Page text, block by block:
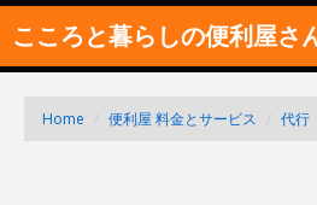
こころと暮らしの便利屋さ
Home 便利屋 料金とサービス 代行